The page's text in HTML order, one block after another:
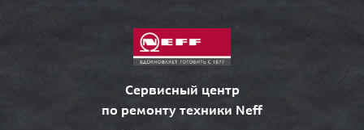
Сервисный центр
по ремонту техники Neff